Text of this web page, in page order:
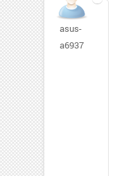
asus-
a6937